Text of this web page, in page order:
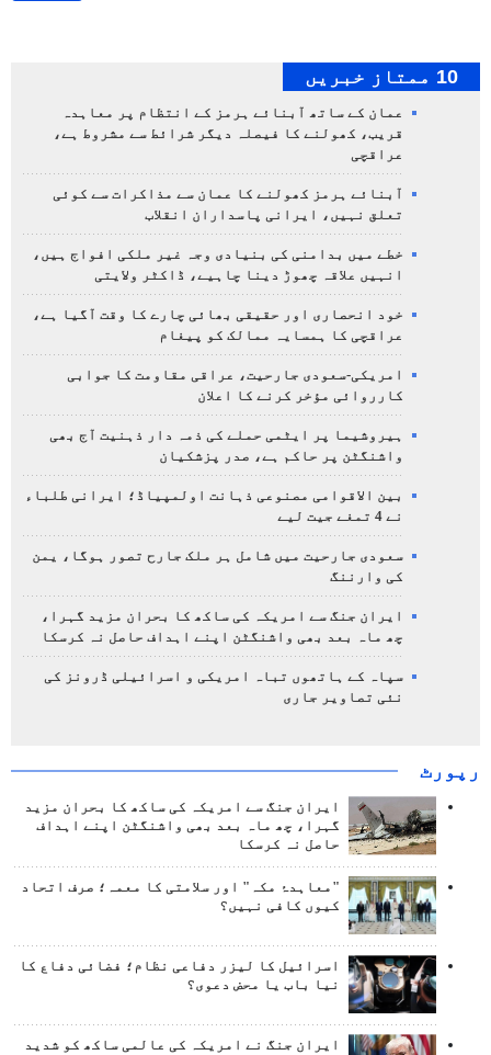
10 ممتاز خبریں
عمان کے ساتھ آبنائے ہرمز کے انتظام پر معاہدہ
قریب، کھولنے کا فیصلہ دیگر شرائط سے مشروط ہے،
عراقچی
آبنائے ہرمز کھولنے کا عمان سے مذاکرات سے کوئی
تعلق نہیں، ایرانی پاسداران انقلاب
خطے میں بدامنی کی بنیادی وجہ غیر ملکی افواج ہیں،
انہیں علاقہ چھوڑ دینا چاہیے، ڈاکٹر ولایتی
خود انحصاری اور حقیقی بھائی چارے کا وقت آگیا ہے،
عراقچی کا ہمسایہ ممالک کو پیغام
امریکی-سعودی جارحیت، عراقی مقاومت کا جوابی
کارروائی مؤخر کرنے کا اعلان
ہیروشیما پر ایٹمی حملے کی ذمہ دار ذہنیت آج بھی
واشنگٹن پر حاکم ہے، صدر پزشکیان
بین الاقوامی مصنوعی ذہانت اولمپیاڈ؛ ایرانی طلباء
نے 4 تمغے جیت لیے
سعودی جارحیت میں شامل ہر ملک جارح تصور ہوگا، یمن
کی وارننگ
ایران جنگ سے امریکہ کی ساکھ کا بحران مزید گہرا،
چھ ماہ بعد بھی واشنگٹن اپنے اہداف حاصل نہ کرسکا
سپاہ کے ہاتھوں تباہ امریکی و اسرائیلی ڈرونز کی
نئی تصاویر جاری
رپورٹ
ایران جنگ سے امریکہ کی ساکھ کا بحران مزید
گہرا، چھ ماہ بعد بھی واشنگٹن اپنے اہداف
حاصل نہ کرسکا
"معاہدۂ مکہ" اور سلامتی کا معمہ؛ صرف اتحاد
کیوں کافی نہیں؟
اسرائیل کا لیزر دفاعی نظام؛ فضائی دفاع کا
نیا باب یا محض دعوی؟
ایران جنگ نے امریکہ کی عالمی ساکھ کو شدید